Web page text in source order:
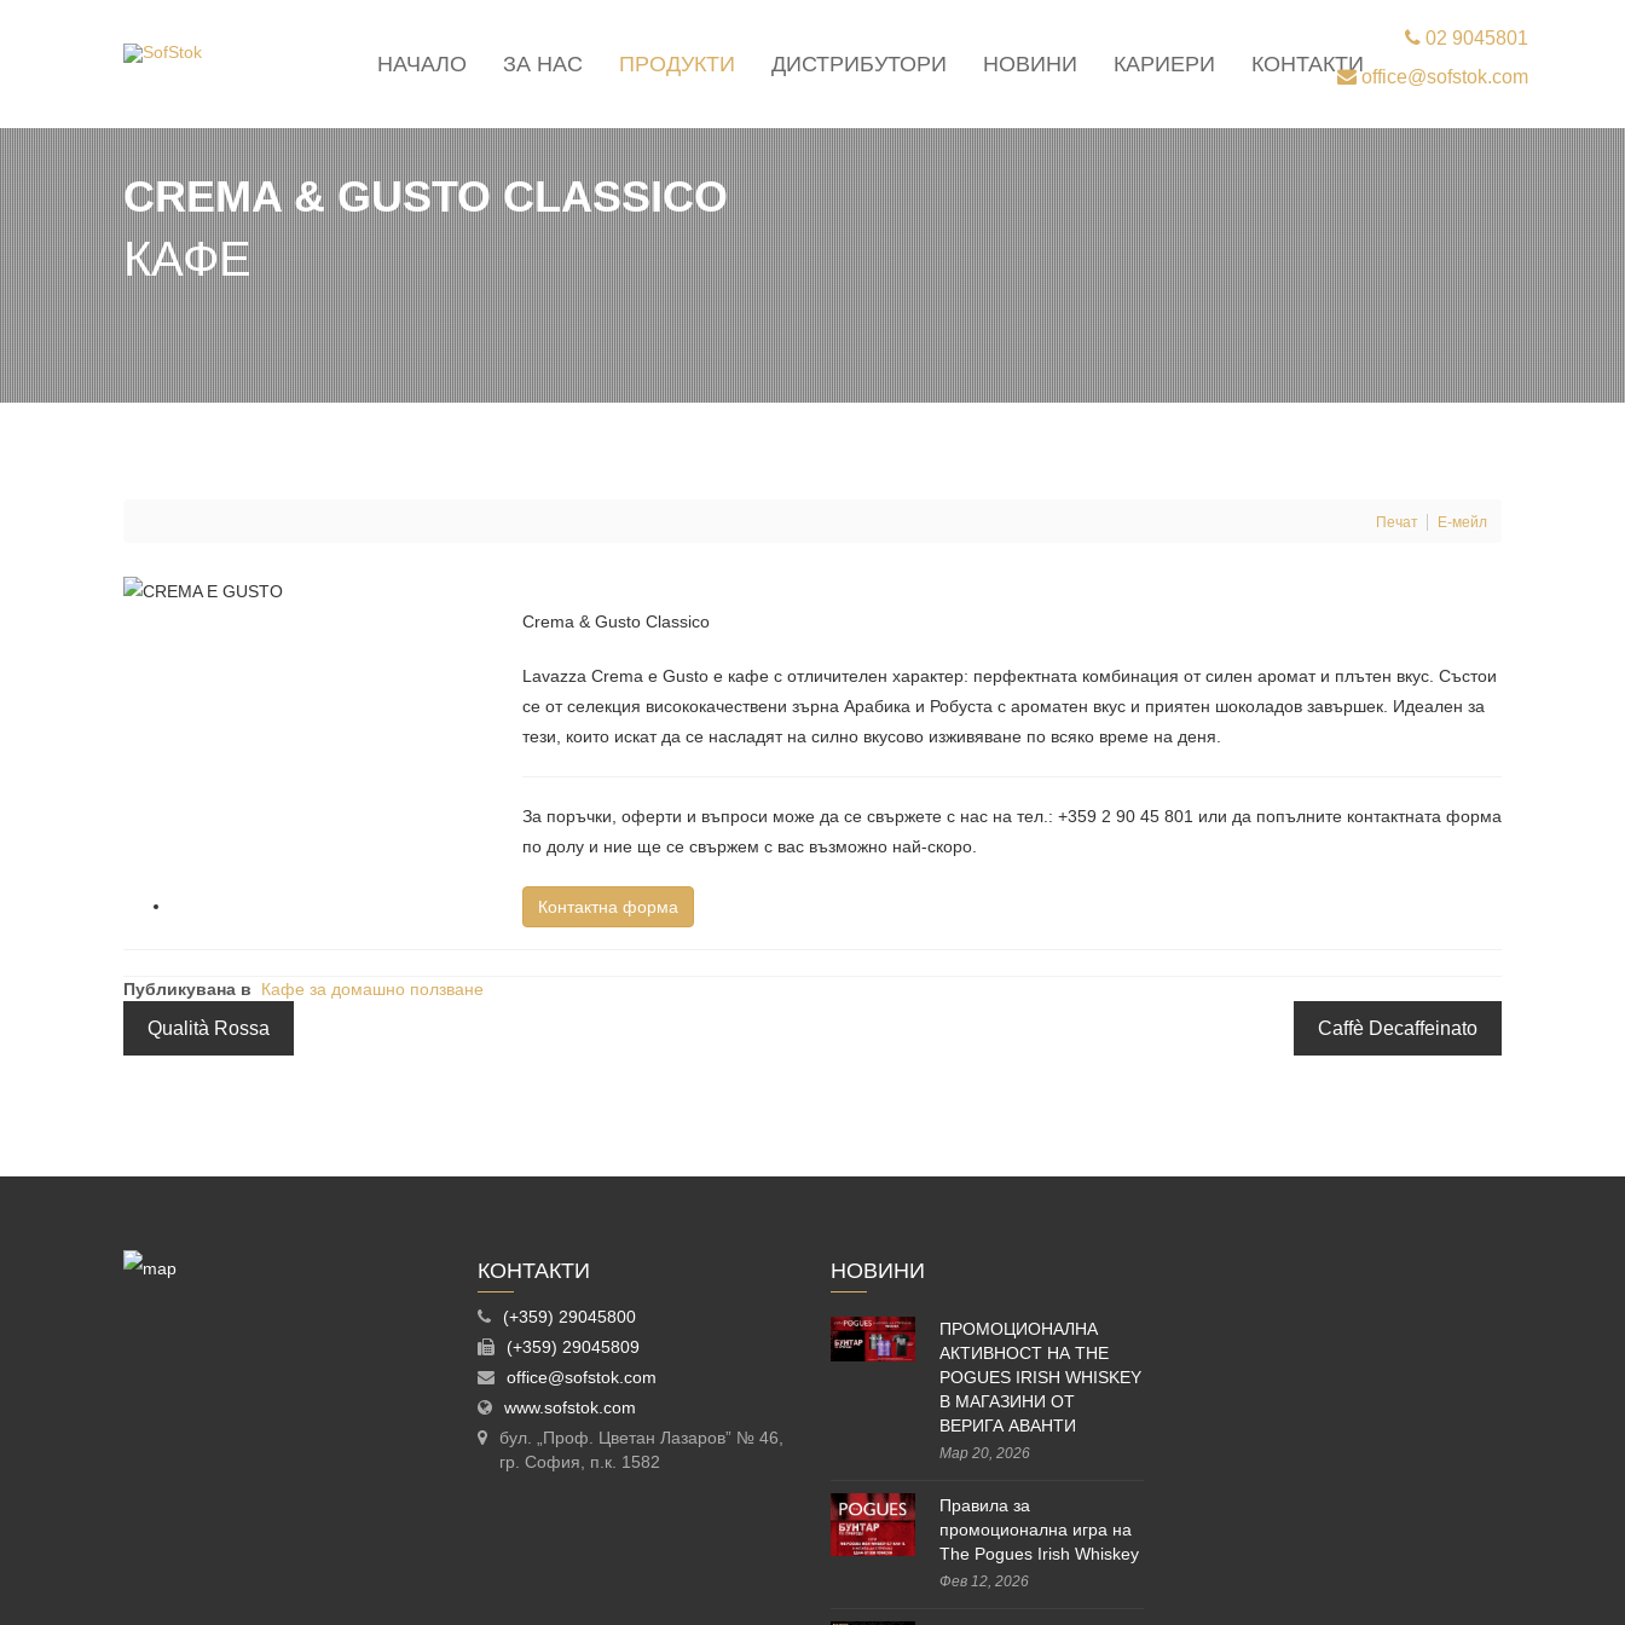
НАЧАЛО ЗА НАС ПРОДУКТИ ДИСТРИБУТОРИ НОВИНИ КАРИЕРИ КОНТАКТИ
02 9045801
office@sofstok.com
КАФЕ
CREMA & GUSTO CLASSICO
Печат Е-мейл
Crema & Gusto Classico
Lavazza Crema e Gusto е кафе с отличителен характер: перфектната комбинация от силен аромат и плътен вкус. Състои
се от селекция висококачествени зърна Арабика и Робуста с ароматен вкус и приятен шоколадов завършек. Идеален за
тези, които искат да се насладят на силно вкусово изживяване по всяко време на деня.
За поръчки, оферти и въпроси може да се свържете с нас на тел.: +359 2 90 45 801 или да попълните контактната форма
по долу и ние ще се свържем с вас възможно най-скоро.
Контактна форма
Публикувана в Кафе за домашно ползване
Qualità Rossa Caffè Decaffeinato
КОНТАКТИ
(+359) 29045800
(+359) 29045809
office@sofstok.com
www.sofstok.com
бул. „Проф. Цветан Лазаров” № 46,
гр. София, п.к. 1582
НОВИНИ
ПРОМОЦИОНАЛНА
АКТИВНОСТ НА THE
POGUES IRISH WHISKEY
В МАГАЗИНИ ОТ
ВЕРИГА АВАНТИ
Мар 20, 2026
Правила за
промоционална игра на
The Pogues Irish Whiskey
Фев 12, 2026